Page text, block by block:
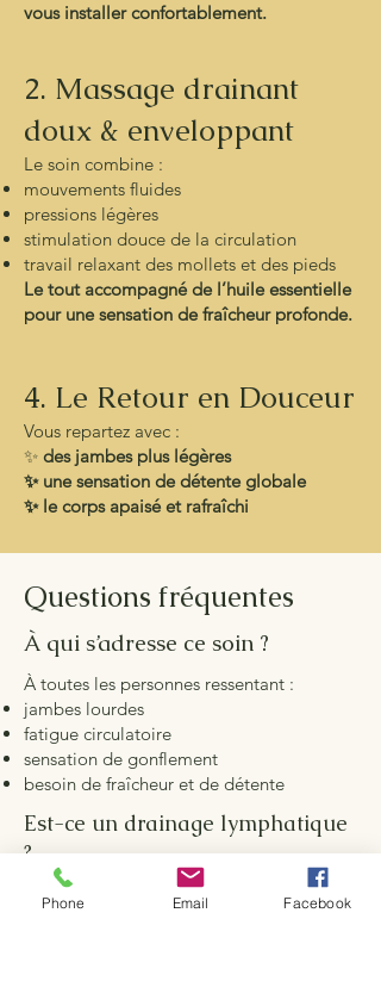
vous installer confortablement.
2. Massage drainant
doux & enveloppant
Le soin combine :
mouvements fluides
pressions légères
stimulation douce de la circulation
travail relaxant des mollets et des pieds
Le tout accompagné de l’huile essentielle
pour une sensation de fraîcheur profonde.
4. Le Retour en Douceur
Vous repartez avec :
✨ des jambes plus légères
✨ une sensation de détente globale
✨ le corps apaisé et rafraîchi
Questions fréquentes
À qui s’adresse ce soin ?
À toutes les personnes ressentant :
jambes lourdes
fatigue circulatoire
sensation de gonflement
besoin de fraîcheur et de détente
Est-ce un drainage lymphatique
?
Non, ce soin est un massage bien-être
inspiré de mouvements drainants doux.
Phone Email Facebook